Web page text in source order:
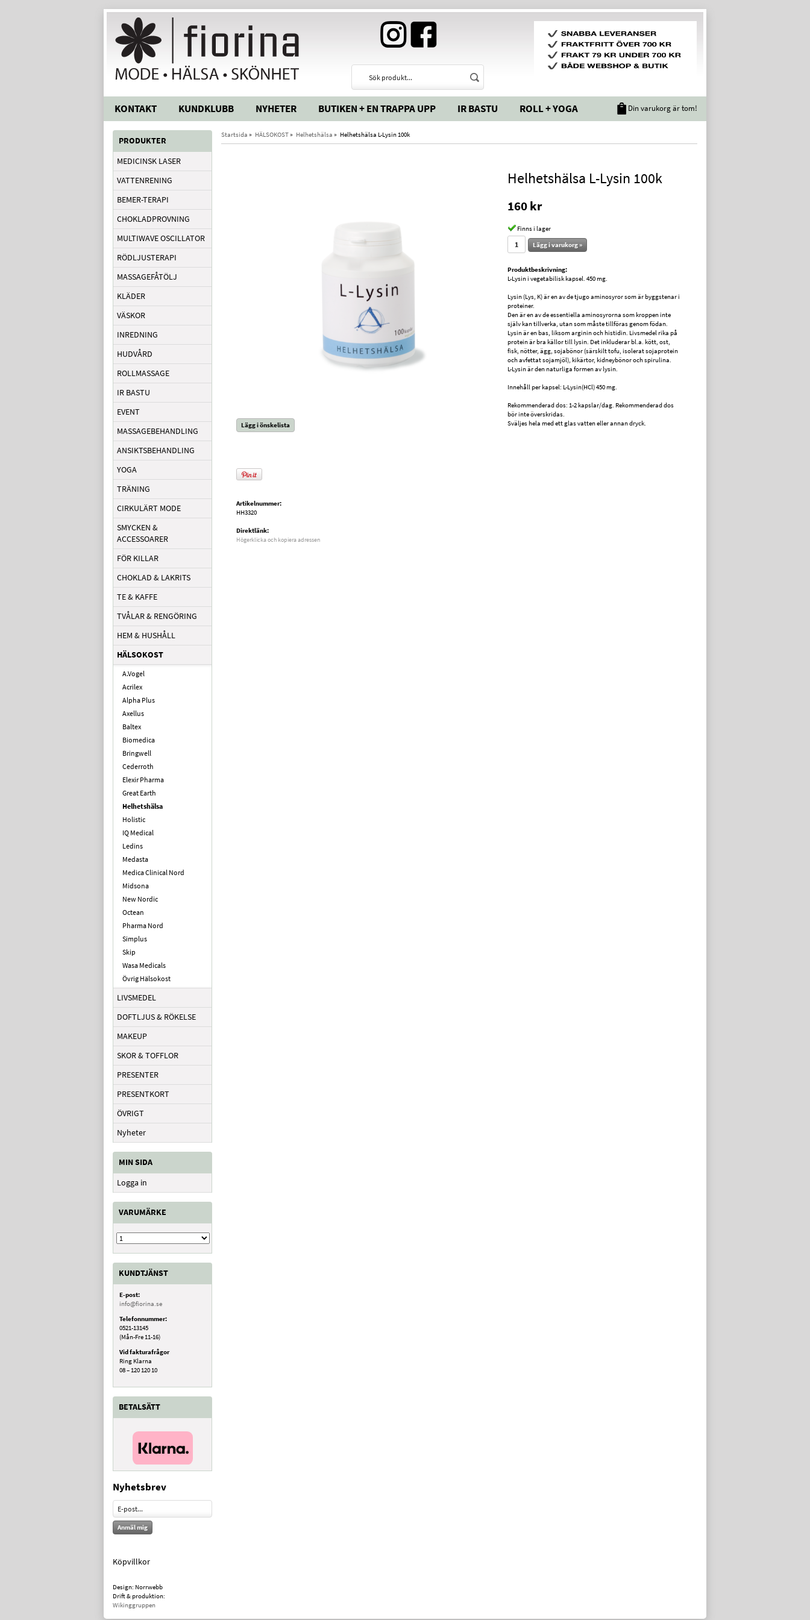
KONTAKT KUNDKLUBB NYHETER BUTIKEN + EN TRAPPA UPP IR BASTU ROLL + YOGA Din varukorg är tom!
PRODUKTER
MEDICINSK LASER
VATTENRENING
BEMER-TERAPI
CHOKLADPROVNING
MULTIWAVE OSCILLATOR
RÖDLJUSTERAPI
MASSAGEFÅTÖLJ
KLÄDER
VÄSKOR
INREDNING
HUDVÅRD
ROLLMASSAGE
IR BASTU
EVENT
MASSAGEBEHANDLING
ANSIKTSBEHANDLING
YOGA
TRÄNING
CIRKULÄRT MODE
SMYCKEN &
ACCESSOARER
FÖR KILLAR
CHOKLAD & LAKRITS
TE & KAFFE
TVÅLAR & RENGÖRING
HEM & HUSHÅLL
HÄLSOKOST
A.Vogel
Acrilex
Alpha Plus
Axellus
Baltex
Biomedica
Bringwell
Cederroth
Elexir Pharma
Great Earth
Helhetshälsa
Holistic
IQ Medical
Ledins
Medasta
Medica Clinical Nord
Midsona
New Nordic
Octean
Pharma Nord
Simplus
Skip
Wasa Medicals
Övrig Hälsokost
LIVSMEDEL
DOFTLJUS & RÖKELSE
MAKEUP
SKOR & TOFFLOR
PRESENTER
PRESENTKORT
ÖVRIGT
Nyheter
MIN SIDA
Logga in
VARUMÄRKE
KUNDTJÄNST
E-post:
info@fiorina.se
Telefonnummer:
0521-13145
(Mån-Fre 11-16)
Vid fakturafrågor
Ring Klarna
08 – 120 120 10
BETALSÄTT
Nyhetsbrev
Anmäl mig
Köpvillkor
Design: Norrwebb
Drift & produktion:
Wikinggruppen
Startsida » HÄLSOKOST» Helhetshälsa » Helhetshälsa L-Lysin 100k
Lägg i önskelista
Artikelnummer:
HH3320
Direktlänk:
Högerklicka och kopiera adressen
Helhetshälsa L-Lysin 100k
160 kr
Finns i lager
Lägg i varukorg »
Produktbeskrivning:
L-Lysin i vegetabilisk kapsel. 450 mg.
Lysin (Lys, K) är en av de tjugo aminosyror som är byggstenar i
proteiner.
Den är en av de essentiella aminosyrorna som kroppen inte
själv kan tillverka, utan som måste tillföras genom födan.
Lysin är en bas, liksom arginin och histidin. Livsmedel rika på
protein är bra källor till lysin. Det inkluderar bl.a. kött, ost,
fisk, nötter, ägg, sojabönor (särskilt tofu, isolerat sojaprotein
och avfettat sojamjöl), kikärtor, kidneybönor och spirulina.
L-Lysin är den naturliga formen av lysin.
Innehåll per kapsel: L-Lysin(HCl) 450 mg.
Rekommenderad dos: 1-2 kapslar/dag. Rekommenderad dos
bör inte överskridas.
Sväljes hela med ett glas vatten eller annan dryck.